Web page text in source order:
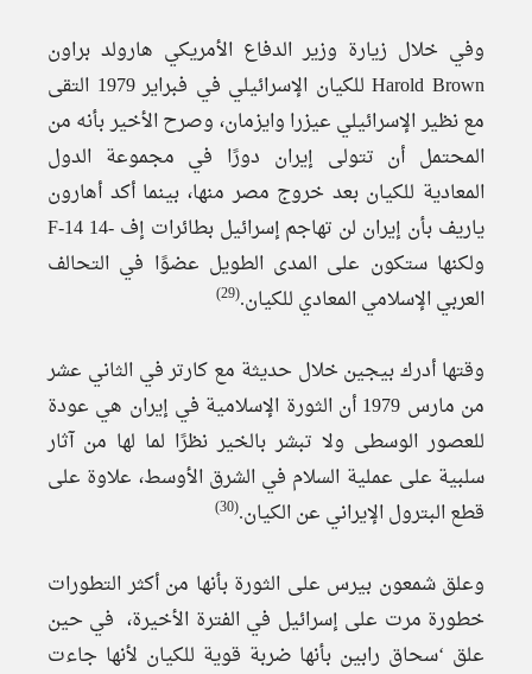
وفي خلال زيارة وزير الدفاع الأمريكي هارولد براون
Harold Brown للكيان الإسرائيلي في فبراير 1979 التقى
مع نظير الإسرائيلي عيزرا وايزمان، وصرح الأخير بأنه من
المحتمل أن تتولى إيران دورًا في مجموعة الدول
المعادية للكيان بعد خروج مصر منها، بينما أكد أهارون
ياريف بأن إيران لن تهاجم إسرائيل بطائرات إف -14 F-14
ولكنها ستكون على المدى الطويل عضوًا في التحالف
العربي الإسلامي المعادي للكيان.(29)
وقتها أدرك بيجين خلال حديثة مع كارتر في الثاني عشر
من مارس 1979 أن الثورة الإسلامية في إيران هي عودة
للعصور الوسطى ولا تبشر بالخير نظرًا لما لها من آثار
سلبية على عملية السلام في الشرق الأوسط، علاوة على
قطع البترول الإيراني عن الكيان.(30)
وعلق شمعون بيرس على الثورة بأنها من أكثر التطورات
خطورة مرت على إسرائيل في الفترة الأخيرة، في حين
علق ‘سحاق رابين بأنها ضربة قوية للكيان لأنها جاءت